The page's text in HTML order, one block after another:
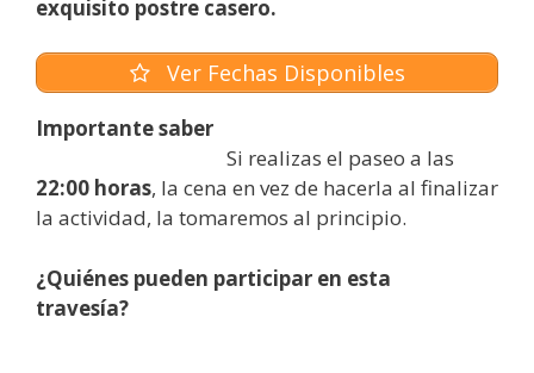
exquisito postre casero.
Ver Fechas Disponibles
Importante saber
Si realizas el paseo a las
22:00 horas, la cena en vez de hacerla al finalizar
la actividad, la tomaremos al principio.
¿Quiénes pueden participar en esta
travesía?